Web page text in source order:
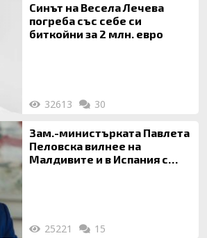
Синът на Весела Лечева
погреба със себе си
биткойни за 2 млн. евро
32613 30
Зам.-министърката Павлета
Пеловска вилнее на
Малдивите и в Испания с
25221 15